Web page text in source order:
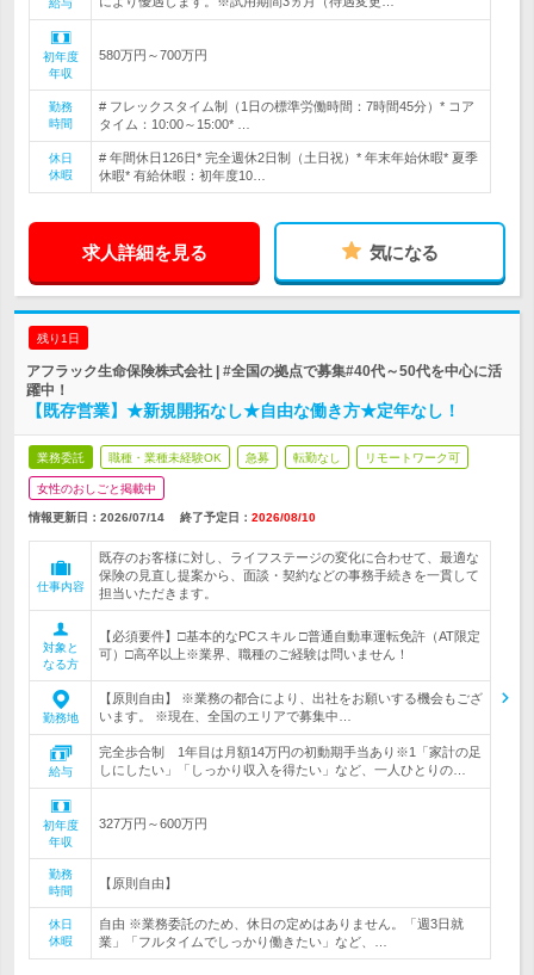
給与
初年度
年収
580万円～700万円
勤務
時間
# フレックスタイム制（1日の標準労働時間：7時間45分）* コア
タイム：10:00～15:00* …
休日
休暇
# 年間休日126日* 完全週休2日制（土日祝）* 年末年始休暇* 夏季
休暇* 有給休暇：初年度10…
求人詳細を見る 気になる
残り1日
アフラック生命保険株式会社 | #全国の拠点で募集#40代～50代を中心に活
躍中！
【既存営業】★新規開拓なし★自由な働き方★定年なし！
業務委託 職種・業種未経験OK 急募 転勤なし リモートワーク可
女性のおしごと掲載中
情報更新日：2026/07/14 終了予定日： 2026/08/10
仕事内容
既存のお客様に対し、ライフステージの変化に合わせて、最適な
保険の見直し提案から、面談・契約などの事務手続きを一貫して
担当いただきます。
対象と
なる方
【必須要件】□基本的なPCスキル □普通自動車運転免許（AT限定
可）□高卒以上※業界、職種のご経験は問いません！
勤務地
【原則自由】 ※業務の都合により、出社をお願いする機会もござ
います。 ※現在、全国のエリアで募集中…
給与
完全歩合制 1年目は月額14万円の初動期手当あり※1「家計の足
しにしたい」「しっかり収入を得たい」など、一人ひとりの…
初年度
年収
327万円～600万円
勤務
時間
【原則自由】
休日
休暇
自由 ※業務委託のため、休日の定めはありません。「週3日就
業」「フルタイムでしっかり働きたい」など、…